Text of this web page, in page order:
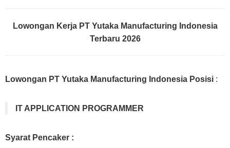
Lowongan Kerja PT Yutaka Manufacturing Indonesia
Terbaru 2026
Lowongan PT Yutaka Manufacturing Indonesia Posisi :
IT APPLICATION PROGRAMMER
Syarat Pencaker :